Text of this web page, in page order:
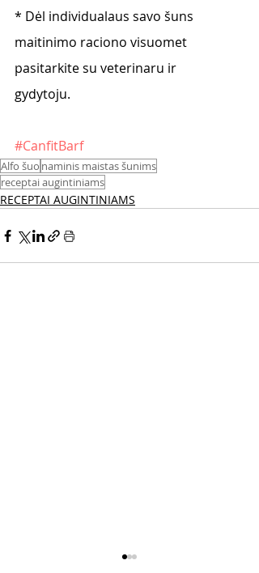
* Dėl individualaus savo šuns
maitinimo raciono visuomet
pasitarkite su veterinaru ir
gydytoju.
#CanfitBarf
Alfo šuo naminis maistas šunims
receptai augintiniams
RECEPTAI AUGINTINIAMS